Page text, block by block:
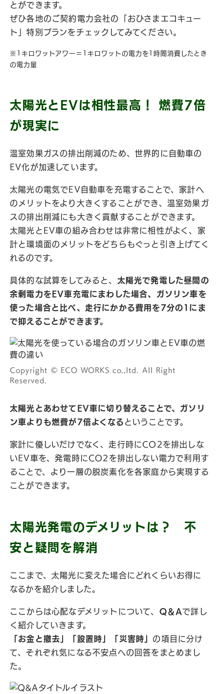
とができます。
ぜひ各地のご契約電力会社の「おひさまエコキュー
ト」特別プランをチェックしてみてください。
※1キロワットアワー＝1キロワットの電力を1時間消費したとき
の電力量
太陽光とEVは相性最高！ 燃費7倍
が現実に
温室効果ガスの排出削減のため、世界的に自動車の
EV化が加速しています。
太陽光の電気でEV自動車を充電することで、家計へ
のメリットをより大きくすることができ、温室効果ガ
スの排出削減にも大きく貢献することができます。
太陽光とEV車の組み合わせは非常に相性がよく、家
計と環境面のメリットをどちらもぐっと引き上げてく
れるのです。
具体的な試算をしてみると、 太陽光で発電した昼間の
余剰電力をEV車充電にまわした場合、ガソリン車を
使った場合と比べ、走行にかかる費用を7分の1にま
で抑えることができます。
Copyright © ECO WORKS co.,ltd. All Right
Reserved.
太陽光とあわせてEV車に切り替えることで、ガソリ
ン車よりも燃費が7倍よくなる ということです。
家計に優しいだけでなく、走行時にCO2を排出しな
いEV車を、発電時にCO2を排出しない電力で利用す
ることで、より一層の脱炭素化を各家庭から実現する
ことができます。
太陽光発電のデメリットは？ 不
安と疑問を解消
ここまで、太陽光に変えた場合にどれくらいお得に
なるかを紹介しました。
ここからは心配なデメリットについて、 Q＆Aで詳し
く紹介していきます。
「お金と撤去」「設置時」「災害時」 の項目に分け
て、それぞれ気になる不安点への回答をまとめまし
た。